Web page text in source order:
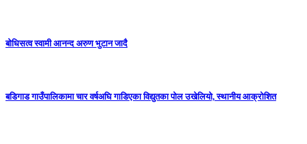
बोधिसत्व स्वामी आनन्द अरुण भुटान जादै
बडिगाड गाउँपालिकामा चार वर्षअघि गाडिएका विद्युतका पोल उखेलियो, स्थानीय आक्रोशित